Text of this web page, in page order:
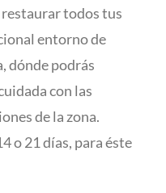
todos tus
entorno de
dónde podrás
con las
de la zona.
o 21 días, para éste